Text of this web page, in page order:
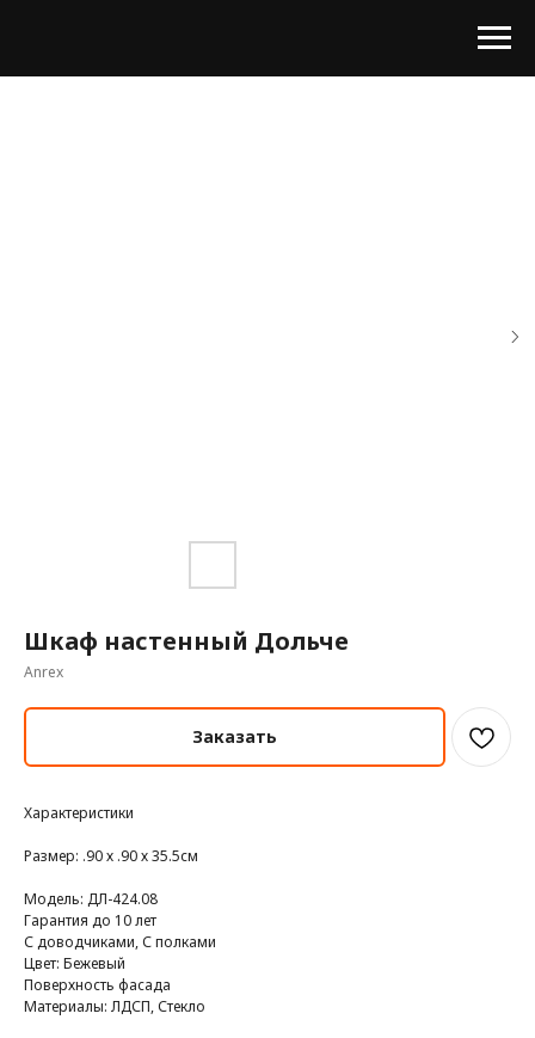
Шкаф настенный Дольче
Anrex
Заказать
Характеристики
Размер: .90 х .90 х 35.5см
Модель: ДЛ-424.08
Гарантия до 10 лет
С доводчиками, С полками
Цвет: Бежевый
Поверхность фасада
Материалы: ЛДСП, Стекло